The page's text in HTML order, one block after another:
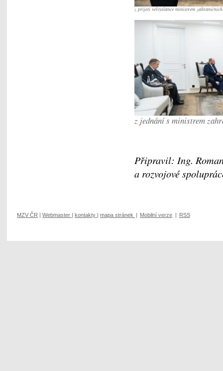
z přijetí velvyslance ministrem
z jednání s ministrem
Připravil: Ing.
a rozvojové
MZV ČR | Webmaster | kontakty | mapa stránek | Mobilní verze | RSS